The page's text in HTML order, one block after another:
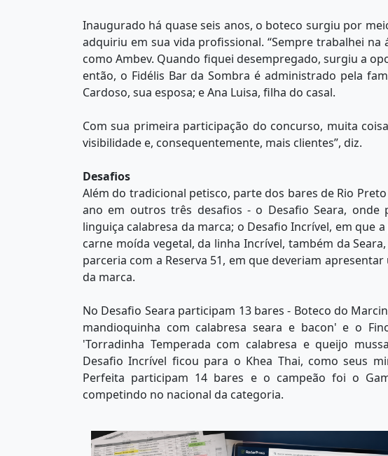
Inaugurado há quase seis anos, o boteco surgiu por
adquiriu em sua vida profissional. “Sempre trabalhei na
como Ambev. Quando fiquei desempregado, surgiu a
então, o Fidélis Bar da Sombra é administrado pela
Cardoso, sua esposa; e Ana Luisa, filha do casal.
Com sua primeira participação do concurso, muita
visibilidade e, consequentemente, mais clientes”, diz.
Desafios
Além do tradicional petisco, parte dos bares de Rio
ano em outros três desafios - o Desafio Seara,
linguiça calabresa da marca; o Desafio Incrível, em que
carne moída vegetal, da linha Incrível, também da
parceria com a Reserva 51, em que deveriam
da marca.
No Desafio Seara participam 13 bares - Boteco do
mandioquinha com calabresa seara e bacon' e o
'Torradinha Temperada com calabresa e queijo
Desafio Incrível ficou para o Khea Thai, como seus
Perfeita participam 14 bares e o campeão foi o
competindo no nacional da categoria.